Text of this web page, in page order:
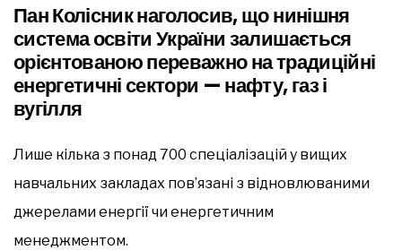
Пан Колісник наголосив, що нинішня
система освіти України залишається
орієнтованою переважно на традиційні
енергетичні сектори — нафту, газ і
вугілля
Лише кілька з понад 700 спеціалізацій у вищих
навчальних закладах пов’язані з відновлюваними
джерелами енергії чи енергетичним
менеджментом.